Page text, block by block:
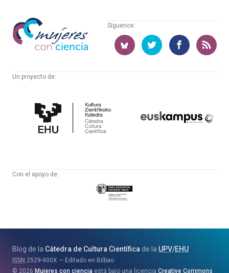
Mujeres
con
ciencia
Síguenos:
Un proyecto de:
Cultura
Científica
Con el apoyo de:
Eusko
Jaurlaritza
eta
Berrikuntza
Blog de la Cátedra de Cultura Científica de la UPV/EHU
ISSN 2529-900X
Editado en Bilbao
2026 Mujeres con ciencia está bajo una licencia Creative Commons